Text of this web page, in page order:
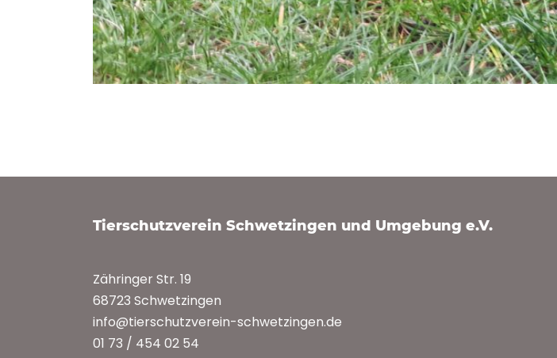
Tierschutzverein Schwetzingen und Umgebung e.V.
Zähringer Str. 19
68723 Schwetzingen
info@tierschutzverein-schwetzingen.de
01 73 / 454 02 54